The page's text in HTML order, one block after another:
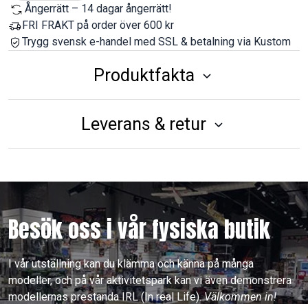
Ångerrätt – 14 dagar ångerrätt!
FRI FRAKT på order över 600 kr
Trygg svensk e-handel med SSL & betalning via Kustom
Produktfakta
Leverans & retur
Besök oss i vår fysiska butik
I vår utställning kan du klämma och känna på många
modeller, och på vår aktivitetspark kan vi även demonstrera
modellernas prestanda IRL (In real Life).Välkommen in!